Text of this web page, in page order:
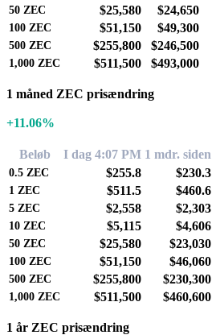
50 ZEC $25,580 $24,650
100 ZEC $51,150 $49,300
500 ZEC $255,800 $246,500
1,000 ZEC $511,500 $493,000
1 måned ZEC prisændring
+11.06%
Beløb I dag 4:07 PM 1 mdr. siden
0.5 ZEC $255.8 $230.3
1 ZEC $511.5 $460.6
5 ZEC $2,558 $2,303
10 ZEC $5,115 $4,606
50 ZEC $25,580 $23,030
100 ZEC $51,150 $46,060
500 ZEC $255,800 $230,300
1,000 ZEC $511,500 $460,600
1 år ZEC prisændring